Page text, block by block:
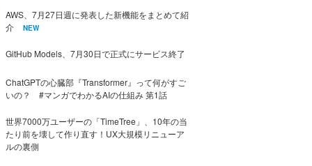
AWS、7月27日週に発表した新機能をまとめて紹
介
NEW
GitHub Models、7月30日で正式にサービス終了
ChatGPTの心臓部『Transformer』って何がすご
いの？ #マンガでわかるAIの仕組み 第1話
世界7000万ユーザーの「TimeTree」、10年の当
たり前を壊して作り直す！UX大規模リニューア
ルの裏側